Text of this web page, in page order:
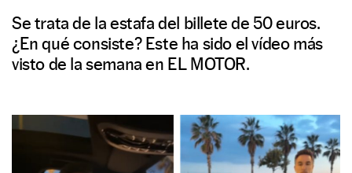
Se trata de la estafa del billete de 50 euros.
¿En qué consiste? Este ha sido el vídeo más
visto de la semana en EL MOTOR.